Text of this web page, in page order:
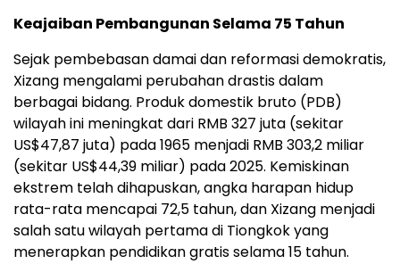
Keajaiban Pembangunan Selama 75 Tahun
Sejak pembebasan damai dan reformasi demokratis,
Xizang mengalami perubahan drastis dalam
berbagai bidang. Produk domestik bruto (PDB)
wilayah ini meningkat dari RMB 327 juta (sekitar
US$47,87 juta) pada 1965 menjadi RMB 303,2 miliar
(sekitar US$44,39 miliar) pada 2025. Kemiskinan
ekstrem telah dihapuskan, angka harapan hidup
rata-rata mencapai 72,5 tahun, dan Xizang menjadi
salah satu wilayah pertama di Tiongkok yang
menerapkan pendidikan gratis selama 15 tahun.